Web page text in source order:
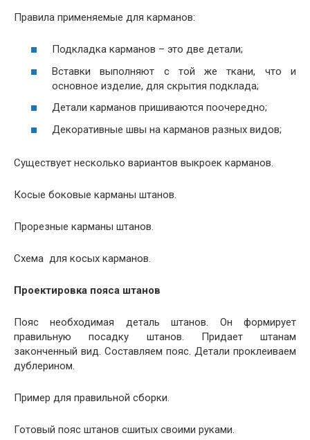
Правила применяемые для карманов:
Подкладка карманов – это две детали;
Вставки выполняют с той же ткани, что и
основное изделие, для скрытия подклада;
Детали карманов пришиваются поочередно;
Декоративные швы на карманов разных видов;
Существует несколько вариантов выкроек карманов.
Косые боковые карманы штанов.
Прорезные карманы штанов.
Схема для косых карманов.
Проектировка пояса штанов
Пояс необходимая деталь штанов. Он формирует
правильную посадку штанов. Придает штанам
законченный вид. Составляем пояс. Детали проклеиваем
дублерином.
Пример для правильной сборки.
Готовый пояс штанов сшитых своими руками.